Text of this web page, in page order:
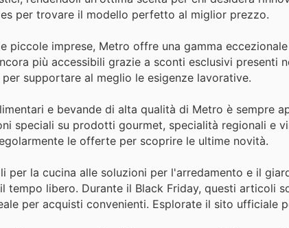
per trovare il modello perfetto al miglior prezzo.
piccole imprese, Metro offre una gamma
più accessibili grazie a sconti esclusivi presenti
supportare al meglio le esigenze lavorative.
e bevande di alta qualità di Metro è sempre
speciali su prodotti gourmet, specialità regionali e
le offerte per scoprire le ultime novità.
per la cucina alle soluzioni per l'arredamento e il
libero. Durante il Black Friday, questi articoli
per acquisti convenienti. Esplorate il sito ufficiale